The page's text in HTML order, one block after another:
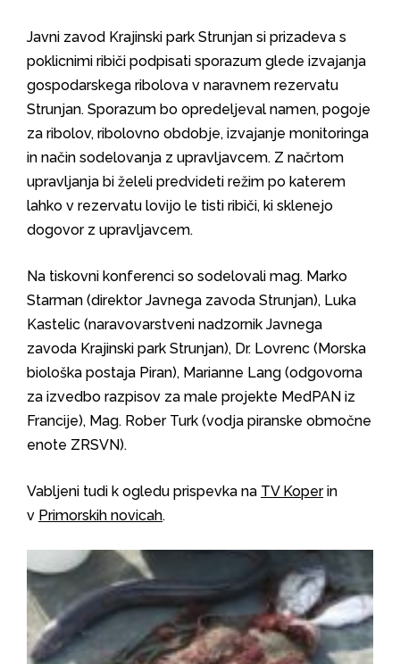
Javni zavod Krajinski park Strunjan si prizadeva s
poklicnimi ribiči podpisati sporazum glede izvajanja
gospodarskega ribolova v naravnem rezervatu
Strunjan. Sporazum bo opredeljeval namen, pogoje
za ribolov, ribolovno obdobje, izvajanje monitoringa
in način sodelovanja z upravljavcem. Z načrtom
upravljanja bi želeli predvideti režim po katerem
lahko v rezervatu lovijo le tisti ribiči, ki sklenejo
dogovor z upravljavcem.
Na tiskovni konferenci so sodelovali mag. Marko
Starman (direktor Javnega zavoda Strunjan), Luka
Kastelic (naravovarstveni nadzornik Javnega
zavoda Krajinski park Strunjan), Dr. Lovrenc (Morska
biološka postaja Piran), Marianne Lang (odgovorna
za izvedbo razpisov za male projekte MedPAN iz
Francije), Mag. Rober Turk (vodja piranske območne
enote ZRSVN).
Vabljeni tudi k ogledu prispevka na TV Koperin
v Primorskih novicah.